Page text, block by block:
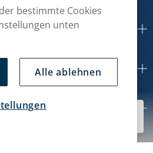
bestimmte Cookies
unten
Alle ablehnen